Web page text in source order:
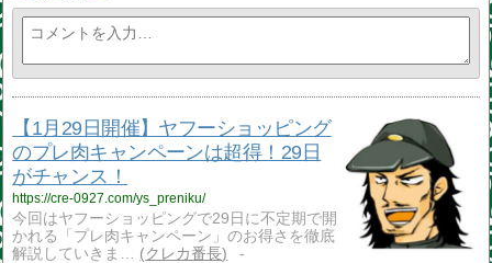
【1月29日開催】ヤフーショッピング
のプレ肉キャンペーンは超得！29日
がチャンス！
https://cre-0927.com/ys_preniku/
今回はヤフーショッピングで29日に不定期で開
かれる「プレ肉キャンペーン」のお得さを徹底
解説していきま…
クレカ番長
-